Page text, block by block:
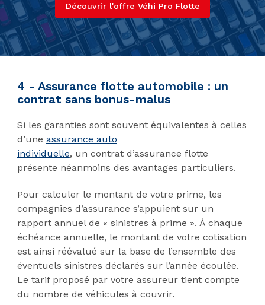
Découvrir l'offre Véhi Pro Flotte
4 - Assurance flotte automobile : un
contrat sans bonus-malus
Si les garanties sont souvent équivalentes à celles
d’une assurance auto
individuelle, un contrat d’assurance flotte
présente néanmoins des avantages particuliers.
Pour calculer le montant de votre prime, les
compagnies d’assurance s’appuient sur un
rapport annuel de « sinistres à prime ». À chaque
échéance annuelle, le montant de votre cotisation
est ainsi réévalué sur la base de l’ensemble des
éventuels sinistres déclarés sur l’année écoulée.
Le tarif proposé par votre assureur tient compte
du nombre de véhicules à couvrir.